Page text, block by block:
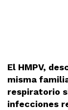
El HMPV,
misma
respiratorio
infecciones